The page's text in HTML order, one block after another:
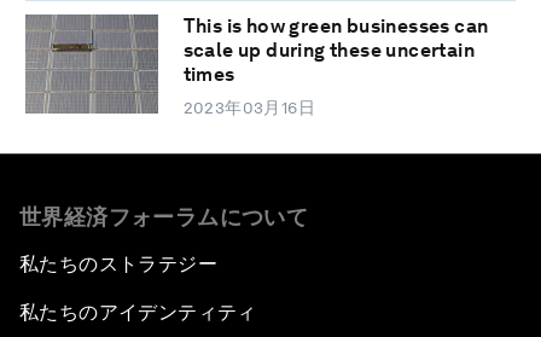
This is how green businesses can
scale up during these uncertain
times
2023年03月16日
世界経済フォーラムについて
私たちのストラテジー
私たちのアイデンティティ